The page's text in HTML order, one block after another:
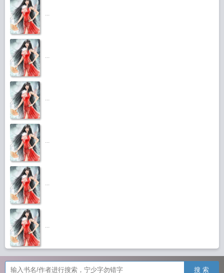
...
...
...
...
...
...
搜 索